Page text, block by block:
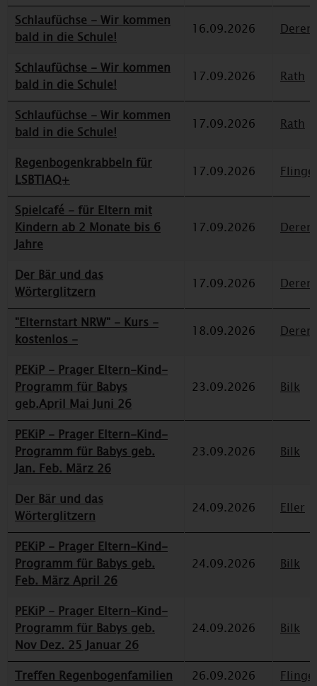
Schlaufüchse - Wir kommen
bald in die Schule!
16.09.2026
Schlaufüchse - Wir kommen
bald in die Schule!
17.09.2026 Rath
Schlaufüchse - Wir kommen
bald in die Schule!
17.09.2026 Rath
Regenbogenkrabbeln für
LSBTIAQ+
17.09.2026
Spielcafé - für Eltern mit
Kindern ab 2 Monate bis 6
Jahre
17.09.2026
Der Bär und das
Wörterglitzern
17.09.2026
"Elternstart NRW" - Kurs -
kostenlos -
18.09.2026
PEKiP - Prager Eltern-Kind-
Programm für Babys
geb.April Mai Juni 26
23.09.2026 Bilk
PEKiP - Prager Eltern-Kind-
Programm für Babys geb.
Jan. Feb. März 26
23.09.2026 Bilk
Der Bär und das
Wörterglitzern
24.09.2026 Eller
PEKiP - Prager Eltern-Kind-
Programm für Babys geb.
Feb. März April 26
24.09.2026 Bilk
PEKiP - Prager Eltern-Kind-
Programm für Babys geb.
Nov Dez. 25 Januar 26
24.09.2026 Bilk
Treffen Regenbogenfamilien 26.09.2026